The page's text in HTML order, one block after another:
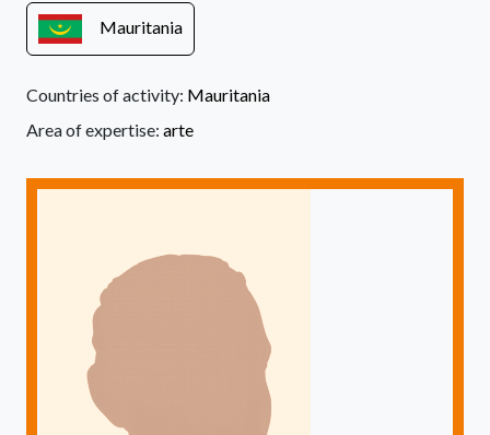
Mauritania
Countries of activity: Mauritania
Area of expertise: arte